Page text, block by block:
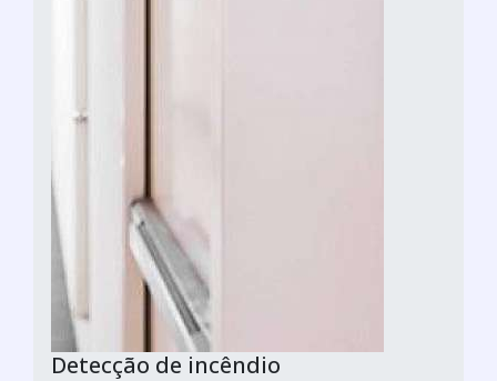
Detecção de incêndio